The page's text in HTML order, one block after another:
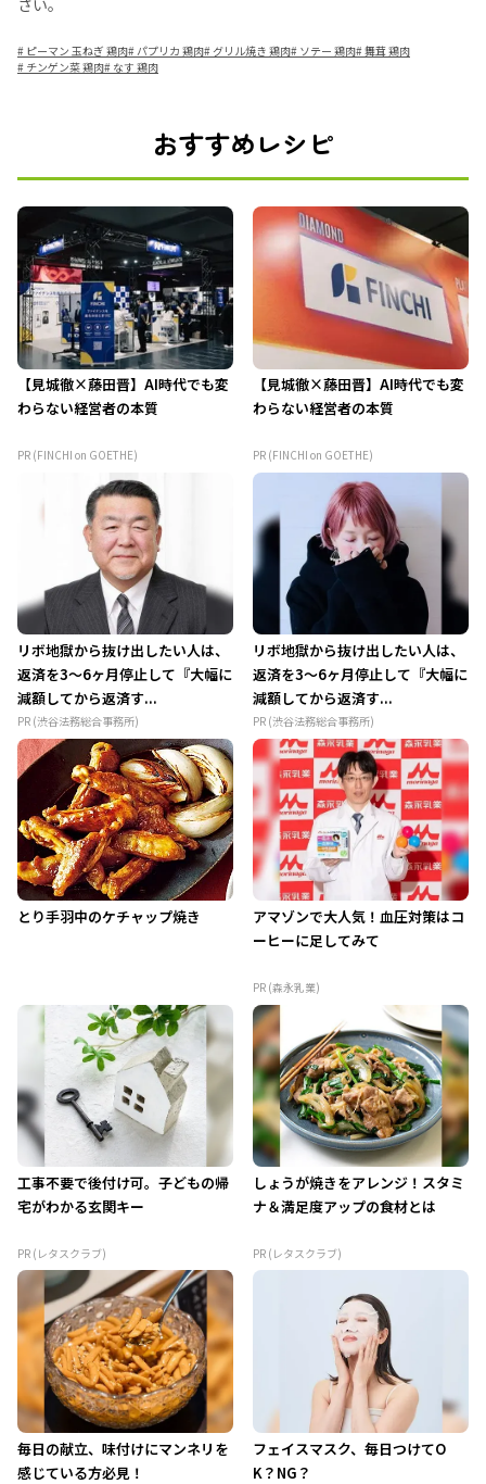
さい。
# ピーマン 玉ねぎ 鶏肉#パプリカ 鶏肉# グリル焼き 鶏肉# ソテー 鶏肉#舞茸 鶏肉
# チンゲン菜 鶏肉# なす 鶏肉
おすすめレシピ
【見城徹×藤田晋】AI時代でも変
わらない経営者の本質
PR (FINCHI on GOETHE)
【見城徹×藤田晋】AI時代でも変
わらない経営者の本質
PR (FINCHI on GOETHE)
リボ地獄から抜け出したい人は、
返済を3～6ヶ月停止して『大幅に
減額してから返済す...
PR (渋谷法務総合事務所)
リボ地獄から抜け出したい人は、
返済を3～6ヶ月停止して『大幅に
減額してから返済す...
PR (渋谷法務総合事務所)
とり手羽中のケチャップ焼き
アマゾンで大人気！血圧対策はコ
ーヒーに足してみて
PR (森永乳業)
工事不要で後付け可。子どもの帰
宅がわかる玄関キー
PR (レタスクラブ)
しょうが焼きをアレンジ！スタミ
ナ＆満足度アップの食材とは
PR (レタスクラブ)
毎日の献立、味付けにマンネリを
感じている方必見！
フェイスマスク、毎日つけてO
K？NG？